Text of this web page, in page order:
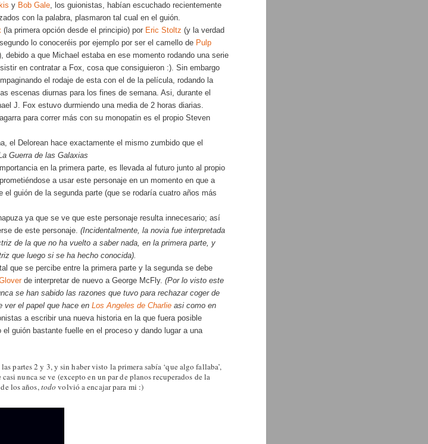
y Bob Gale , los guionistas, habían escuchado recientemente
con la palabra, plasmaron tal cual en el guión.
(la primera opción desde el principio) por Eric Stoltz (y la verdad
segundo lo conoceréis por ejemplo por ser el camello de Pulp
debido a que Michael estaba en ese momento rodando una serie
en contratar a Fox, cosa que consiguieron :). Sin embargo
el rodaje de esta con el de la película, rodando la
escenas diurnas para los fines de semana. Asi, durante el
J. Fox estuvo durmiendo una media de 2 horas diarias.
para correr más con su monopatin es el propio Steven
el Delorean hace exactamente el mismo zumbido que el
Guerra de las Galaxias
en la primera parte, es llevada al futuro junto al propio
a usar este personaje en un momento en que a
guión de la segunda parte (que se rodaría cuatro años más
ya que se ve que este personaje resulta innecesario; así
de este personaje.(Incidentalmente, la novia fue interpretada
de la que no ha vuelto a saber nada, en la primera parte, y
que luego si se ha hecho conocida).
que se percibe entre la primera parte y la segunda se debe
de interpretar de nuevo a George McFly.(Por lo visto este
se han sabido las razones que tuvo para rechazar coger de
ver el papel que hace enLos Angeles de Charlie asi como en
a escribir una nueva historia en la que fuera posible
guión bastante fuelle en el proceso y dando lugar a una
partes 2 y 3, y sin haber visto la primera sabía ‘que algo fallaba’,
nunca se ve (excepto en un par de planos recuperados de la
los años,todo volvió a encajar para mi :)